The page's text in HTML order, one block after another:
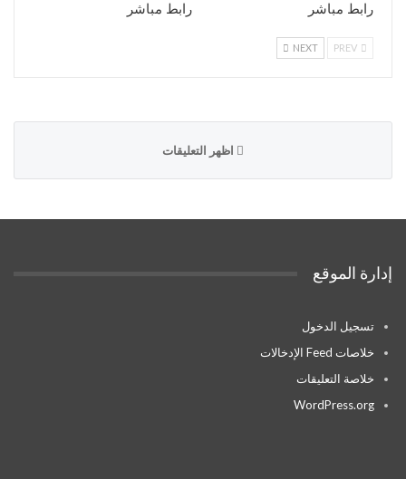
رابط مباشر
رابط مباشر
NEXT
اظهر التعليقات
إدارة الموقع
تسجيل الدخول
خلاصات Feed الإدخالات
خلاصة التعليقات
WordPress.org